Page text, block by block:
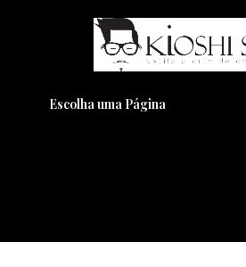
Escolha uma Página
Pensando em
Visual??